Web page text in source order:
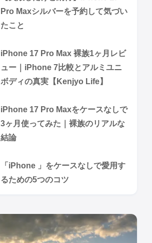
Pro Maxシルバーを予約して気づい
たこと
iPhone 17 Pro Max 裸族1ヶ月レビ
ュー｜iPhone 7比較とアルミユニ
ボディの真実【Kenjyo Life】
iPhone 17 Pro Maxをケースなしで
3ヶ月使ってみた｜裸族のリアルな
結論
「iPhone 」をケースなしで愛用す
るための5つのコツ